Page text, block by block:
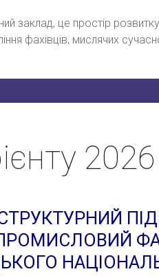
заклад, це простір
фахівців, мислячих
2026